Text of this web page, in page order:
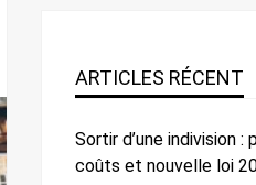
ARTICLES RÉCENT
Sortir d’une indivision :
coûts et nouvelle loi